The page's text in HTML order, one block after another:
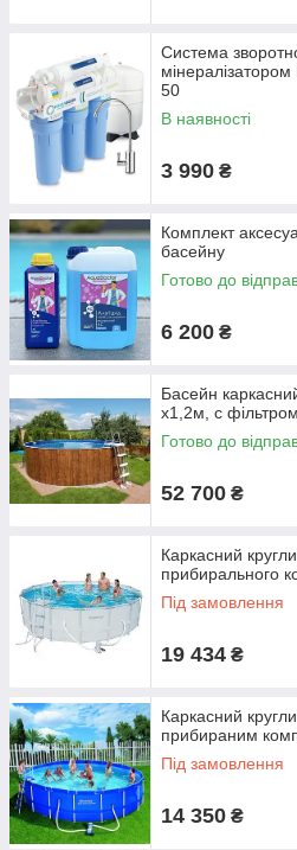
Система
50
В наявності
3 990 ₴
Комплект
басейну
Готово до
6 200 ₴
Басейн
х1,2м, c
Готово до
52 700 ₴
Каркасний
прибирального
Під замовлення
19 434 ₴
Каркасний
прибираним
Під замовлення
14 350 ₴